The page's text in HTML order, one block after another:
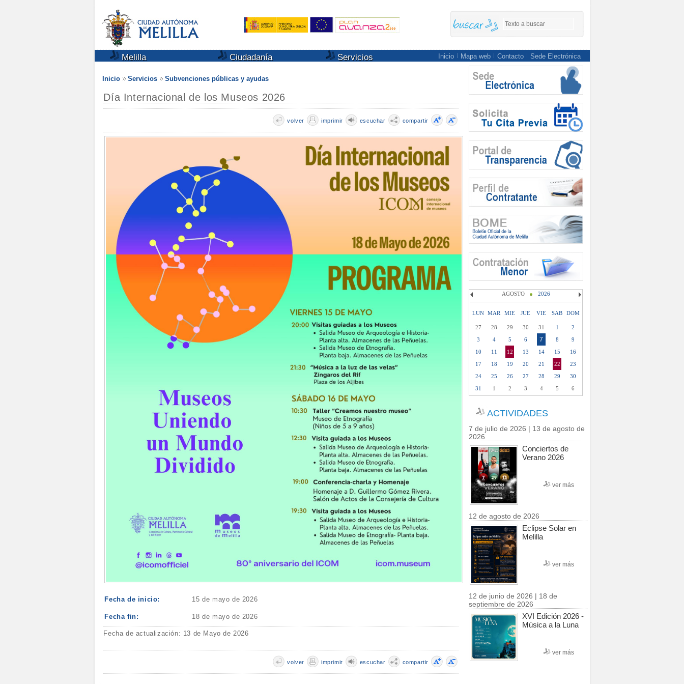
Melilla Ciudadanía Servicios Inicio Mapa web Contacto Sede Electrónica
Inicio Servicios Subvenciones públicas y ayudas
Día Internacional de los Museos 2026
compartir
escuchar
imprimir
volver
Fecha de inicio: 15 de mayo de 2026
Fecha fin: 18 de mayo de 2026
Fecha de actualización: 13 de Mayo de 2026
compartir
escuchar
imprimir
volver
AGOSTO 2026
LUN MAR MIE JUE VIE SAB DOM
27 28 29 30 31 1
2
3
4 5 6 7 8
9
10
11 12 13 14 15
16
17
18 19 20 21 22
23
24
25 26 27 28 29
30
31
1 2 3 4 5 6
ACTIVIDADES
7 de julio de 2026 | 13 de agosto de
2026
Conciertos de
Verano 2026
ver más
12 de agosto de 2026
Eclipse Solar en
Melilla
ver más
12 de junio de 2026 | 18 de
septiembre de 2026
XVI Edición 2026 -
Música a la Luna
ver más